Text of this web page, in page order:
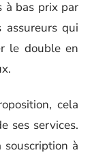
à bas prix par
assureurs qui
le double en
cela
ses services.
souscription à